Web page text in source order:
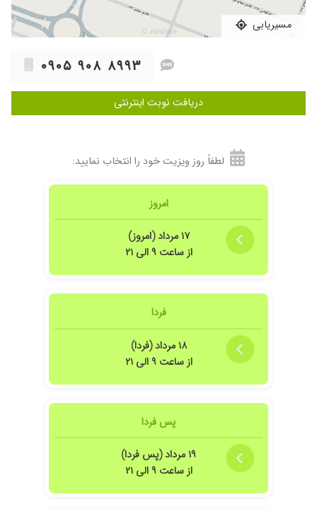
مسیریابی
۰۹۰۵ ۹۰۸ ۸۹۹۳
دریافت نوبت اینترنتی
لطفاً روز ویزیت خود را انتخاب نمایید:
امروز
۱۷ مرداد (امروز)
از ساعت ۹ الی ۲۱
فردا
۱۸ مرداد (فردا)
از ساعت ۹ الی ۲۱
پس فردا
۱۹ مرداد (پس فردا)
از ساعت ۹ الی ۲۱